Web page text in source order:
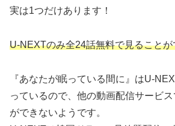
実は1つだけあります！
U-NEXTのみ全24話無料で見ること
『あなたが眠っている間に』はU-
っているので、他の動画配信サービ
ができないようです。